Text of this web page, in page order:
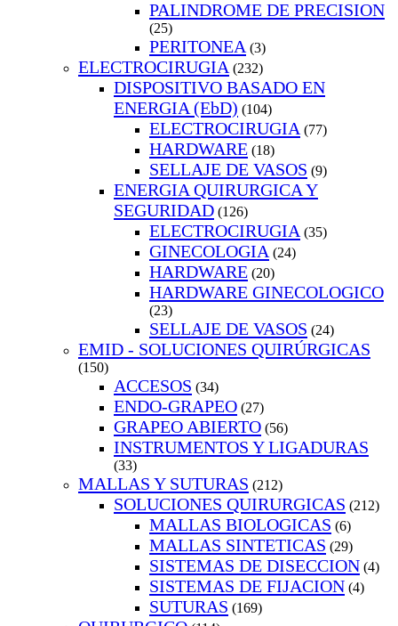
PALINDROME DE PRECISION
(25)
PERITONEA (3)
ELECTROCIRUGIA (232)
DISPOSITIVO BASADO EN
ENERGIA (EbD) (104)
ELECTROCIRUGIA (77)
HARDWARE (18)
SELLAJE DE VASOS (9)
ENERGIA QUIRURGICA Y
SEGURIDAD (126)
ELECTROCIRUGIA (35)
GINECOLOGIA (24)
HARDWARE (20)
HARDWARE GINECOLOGICO
(23)
SELLAJE DE VASOS (24)
EMID - SOLUCIONES QUIRÚRGICAS
(150)
ACCESOS (34)
ENDO-GRAPEO (27)
GRAPEO ABIERTO (56)
INSTRUMENTOS Y LIGADURAS
(33)
MALLAS Y SUTURAS (212)
SOLUCIONES QUIRURGICAS (212)
MALLAS BIOLOGICAS (6)
MALLAS SINTETICAS (29)
SISTEMAS DE DISECCION (4)
SISTEMAS DE FIJACION (4)
SUTURAS (169)